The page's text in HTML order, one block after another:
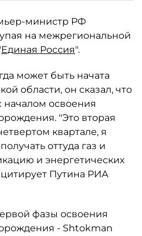
министр РФ
на межрегиональной
Единая Россия".
может быть начата
области, он сказал, что
началом освоения
"Это вторая
квартале, я
оттуда газ и
и энергетических
Путина РИА
фазы освоения
- Shtokman